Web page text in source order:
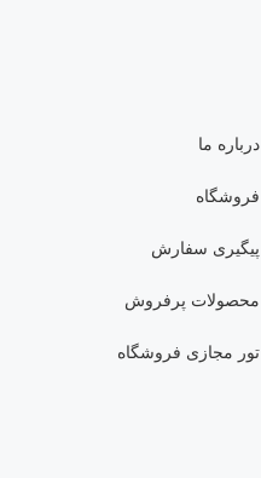
درباره ما
فروشگاه
پیگیری سفارش
محصولات پرفروش
تور مجازی فروشگاه